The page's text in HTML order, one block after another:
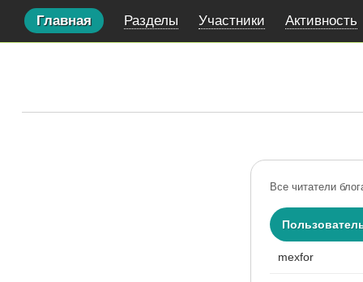
Главная Разделы Участники Активность
Все читатели
mexfor